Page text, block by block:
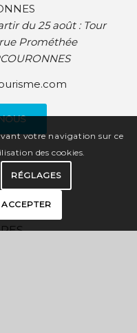
du 25 août : Tour
Prométhée
votre navigation sur ce
des cookies.
RÉGLAGES